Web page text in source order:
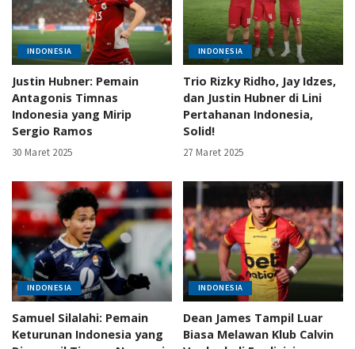
INDONESIA
Justin Hubner: Pemain
Antagonis Timnas
Indonesia yang Mirip
Sergio Ramos
30 Maret 2025
INDONESIA
Trio Rizky Ridho, Jay Idzes,
dan Justin Hubner di Lini
Pertahanan Indonesia,
Solid!
27 Maret 2025
INDONESIA
Samuel Silalahi: Pemain
Keturunan Indonesia yang
INDONESIA
Dean James Tampil Luar
Biasa Melawan Klub Calvin